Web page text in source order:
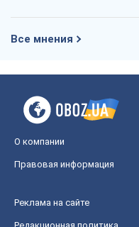
Все мнения
О компании
Правовая информация
Реклама на сайте